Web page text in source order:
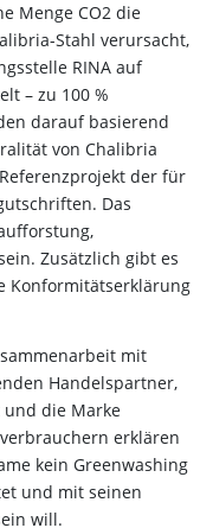
Menge CO2 die
Stahl verursacht,
RINA auf
– zu 100 %
darauf basierend
von Chalibria
der für
Das
Zusätzlich gibt es
Konformitätserklärung
mit
Handelspartner,
die Marke
erklären
kein Greenwashing
und mit seinen
will.